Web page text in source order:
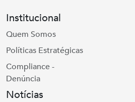
Institucional
Quem Somos
Políticas Estratégicas
Compliance -
Denúncia
Notícias